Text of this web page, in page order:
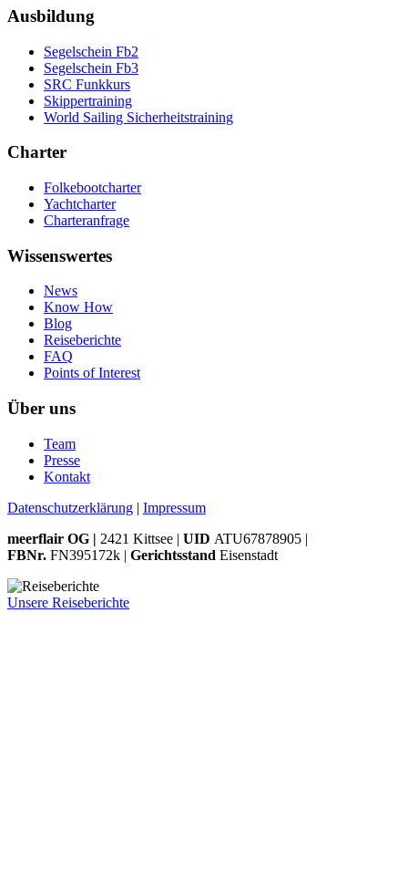
Ausbildung
Segelschein Fb2
Segelschein Fb3
SRC Funkkurs
Skippertraining
World Sailing Sicherheitstraining
Charter
Folkebootcharter
Yachtcharter
Charteranfrage
Wissenswertes
News
Know How
Blog
Reiseberichte
FAQ
Points of Interest
Über uns
Team
Presse
Kontakt
Datenschutzerklärung | Impressum
meerflair OG | 2421 Kittsee | UID ATU67878905 |
FBNr. FN395172k | Gerichtsstand Eisenstadt
Unsere Reiseberichte